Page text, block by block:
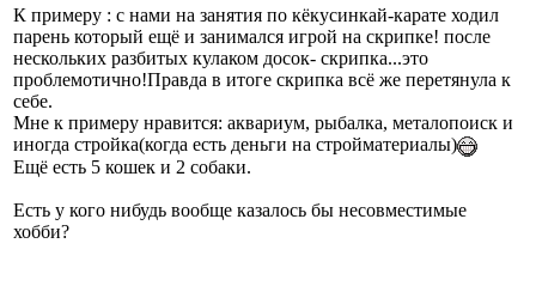
К примеру : с нами на занятия по кёкусинкай-карате ходил
парень который ещё и занимался игрой на скрипке! после
нескольких разбитых кулаком досок- скрипка...это
проблемотично!Правда в итоге скрипка всё же перетянула к
себе.
Мне к примеру нравится: аквариум, рыбалка, металопоиск и
иногда стройка(когда есть деньги на стройматериалы)
Ещё есть 5 кошек и 2 собаки.
Есть у кого нибудь вообще казалось бы несовместимые
хобби?